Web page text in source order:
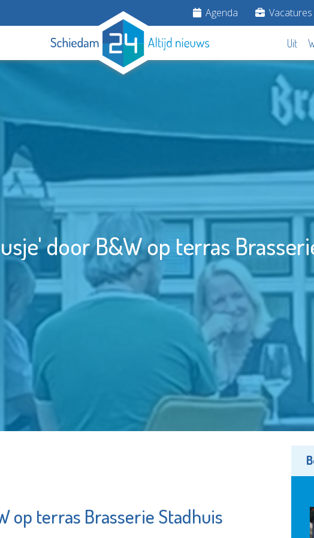
Agenda Vacatures
Uit
door B&W op terras
op terras Brasserie Stadhuis
Schuldhulpmaatje